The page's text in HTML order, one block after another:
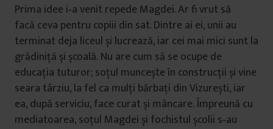
Prima idee i‐a venit repede Magdei. Ar fi vrut să
facă ceva pentru copiii din sat. Dintre ai ei, unii au
terminat deja liceul și lucrează, iar cei mai mici sunt la
grădiniță și școală. Nu are cum să se ocupe de
educația tuturor; soțul muncește în construcții și vine
seara târziu, la fel ca mulți bărbați din Vizurești, iar
ea, după serviciu, face curat și mâncare. Împreună cu
mediatoarea, soțul Magdei și fochistul școlii s‐au